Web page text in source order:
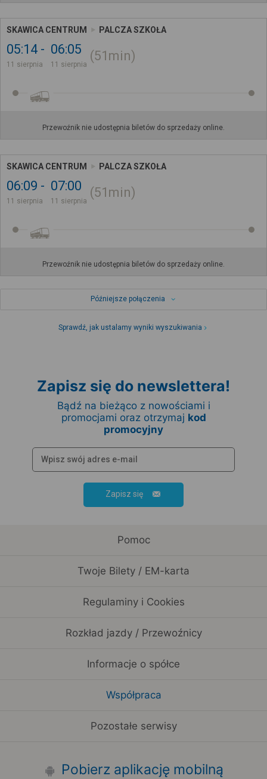
SKAWICA CENTRUM PALCZA SZKOŁA
05:14
11 sierpnia
06:05
11 sierpnia
51min
Przewoźnik nie udostępnia biletów do sprzedaży online.
SKAWICA CENTRUM PALCZA SZKOŁA
06:09
11 sierpnia
07:00
11 sierpnia
51min
Przewoźnik nie udostępnia biletów do sprzedaży online.
Późniejsze połączenia
Sprawdź, jak ustalamy wyniki wyszukiwania
Zapisz się do newslettera!
Bądź na bieżąco z nowościami i
promocjami oraz otrzymaj kod
promocyjny
Zapisz się
Pomoc
Twoje Bilety / EM-karta
Regulaminy i Cookies
Rozkład jazdy / Przewoźnicy
Informacje o spółce
Współpraca
Pozostałe serwisy
Pobierz aplikację mobilną